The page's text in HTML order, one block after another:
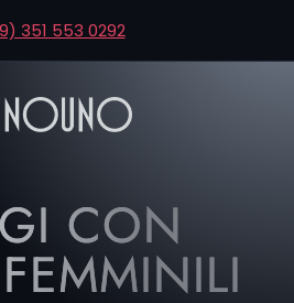
351 553 0292
CON